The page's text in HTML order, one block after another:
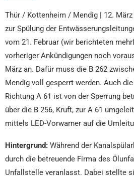
Thür / Kottenheim / Mendig | 12.
zur Spülung der
vom 21. Februar (wir berichteten
vorheriger Ankündigungen noch
März an. Dafür muss die B 262
Mendig voll gesperrt werden. Auch
Richtung A 61 ist von der Sperrung
über die B 256, Kruft, zur A 61
mittels LED-Vorwarner auf die
Hintergrund: Während der
durch die betreuende Firma des
Unfallstelle veranlasst. Dabei stellte